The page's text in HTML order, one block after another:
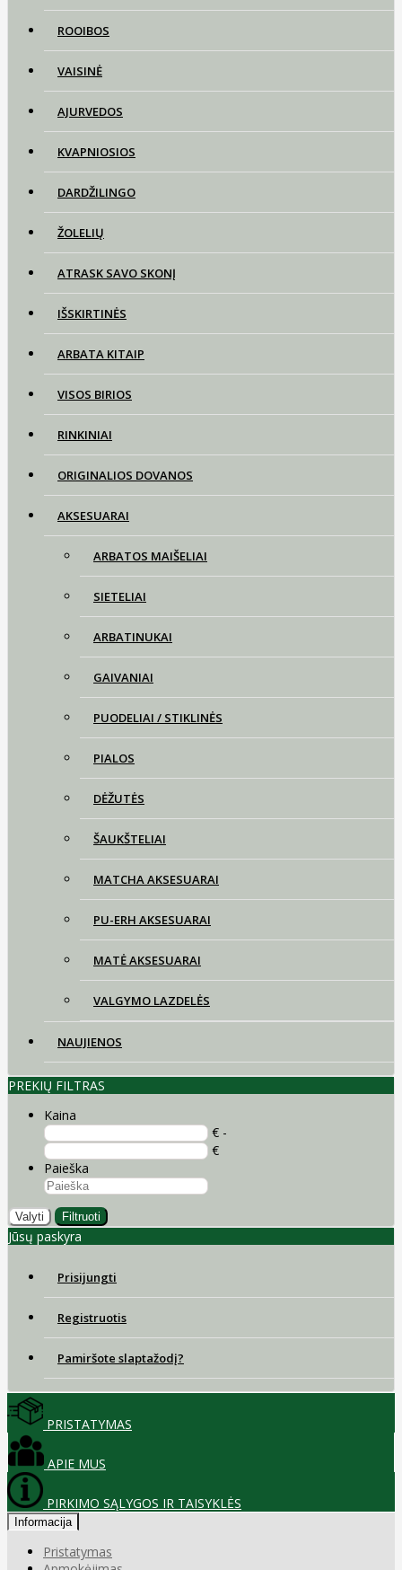
ROOIBOS
VAISINĖ
AJURVEDOS
KVAPNIOSIOS
DARDŽILINGO
ŽOLELIŲ
ATRASK SAVO SKONĮ
IŠSKIRTINĖS
ARBATA KITAIP
VISOS BIRIOS
RINKINIAI
ORIGINALIOS DOVANOS
AKSESUARAI
ARBATOS MAIŠELIAI
SIETELIAI
ARBATINUKAI
GAIVANIAI
PUODELIAI / STIKLINĖS
PIALOS
DĖŽUTĖS
ŠAUKŠTELIAI
MATCHA AKSESUARAI
PU-ERH AKSESUARAI
MATĖ AKSESUARAI
VALGYMO LAZDELĖS
NAUJIENOS
PREKIŲ FILTRAS
Kaina
€ -
€
Paieška
Valyti Filtruoti
Jūsų paskyra
Prisijungti
Registruotis
Pamiršote slaptažodį?
PRISTATYMAS
APIE MUS
PIRKIMO SĄLYGOS IR TAISYKLĖS
Informacija
Pristatymas